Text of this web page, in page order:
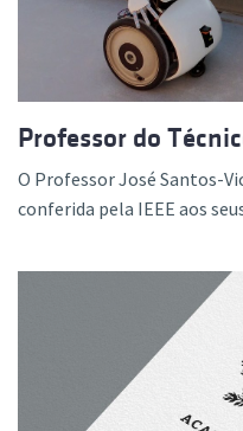
Professor do
O Professor José Santos-
conferida pela IEEE aos